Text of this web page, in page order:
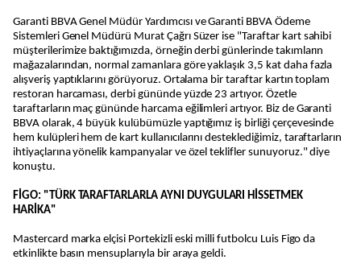
Garanti BBVA Genel Müdür Yardımcısı ve Garanti BBVA Ödeme
Sistemleri Genel Müdürü Murat Çağrı Süzer ise "Taraftar kart sahibi
müşterilerimize baktığımızda, örneğin derbi günlerinde takımların
mağazalarından, normal zamanlara göre yaklaşık 3,5 kat daha fazla
alışveriş yaptıklarını görüyoruz. Ortalama bir taraftar kartın toplam
restoran harcaması, derbi gününde yüzde 23 artıyor. Özetle
taraftarların maç gününde harcama eğilimleri artıyor. Biz de Garanti
BBVA olarak, 4 büyük kulübümüzle yaptığımız iş birliği çerçevesinde
hem kulüpleri hem de kart kullanıcılarını desteklediğimiz, taraftarların
ihtiyaçlarına yönelik kampanyalar ve özel teklifler sunuyoruz." diye
konuştu.
FİGO: "TÜRK TARAFTARLARLA AYNI DUYGULARI HİSSETMEK
HARİKA"
Mastercard marka elçisi Portekizli eski milli futbolcu Luis Figo da
etkinlikte basın mensuplarıyla bir araya geldi.